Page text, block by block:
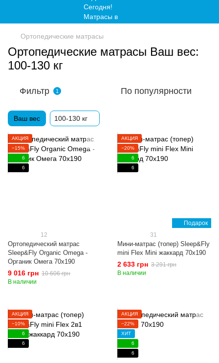
Ортопедические матрасы
Ортопедические матрасы Ваш вес:
100-130 кг
Фильтр 1 По популярности
Ваш вес 100-130 кг
АКЦИЯ
−15%
6
6
12
Ортопедический матрас
Sleep&Fly Organic Omega -
Органик Омега 70x190
9 016 грн 10 606 грн
В наличии
Подарок
АКЦИЯ
−20%
6
6
31
Мини-матрас (топер) Sleep&Fly
mini Flex Mini жаккард 70x190
2 633 грн 3 291 грн
В наличии
АКЦИЯ
−10%
6
6
АКЦИЯ
−22%
ХИТ
6
6